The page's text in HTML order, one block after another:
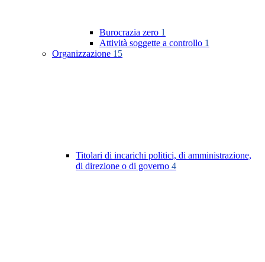
Burocrazia zero 1
Attività soggette a controllo 1
Organizzazione 15
Titolari di incarichi politici, di amministrazione,
di direzione o di governo 4